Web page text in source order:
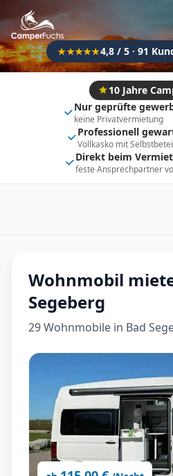
★★★★★4,8 / 5 · 91
10 Jahre
Nur geprüfte
keine Privatvermietung
Professionell
Vollkasko mit
Direkt beim
feste Ansprechpartner
Flexibel (±3 Tage)
Fahrzeugtyp
Vollintegriert
Alkoven
Wohnwagen
Wohnmobil
Segeberg
29 Wohnmobile in Bad